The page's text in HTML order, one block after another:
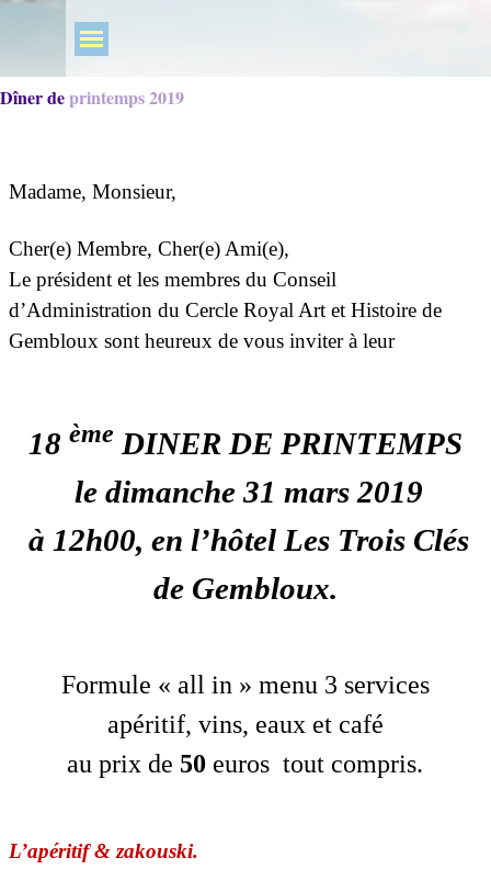
Dîner de printemps 2019
Madame, Monsieur,
Cher(e) Membre, Cher(e) Ami(e),
Le président et les membres du Conseil
d’Administration du Cercle Royal Art et Histoire de
Gembloux sont heureux de vous inviter à leur
18 ème DINER DE PRINTEMPS
le dimanche 31 mars 2019
à 12h00, en l’hôtel Les Trois Clés
de Gembloux.
Formule « all in » menu 3 services
apéritif, vins, eaux et café
au prix de 50 euros tout compris.
L’apéritif & zakouski.